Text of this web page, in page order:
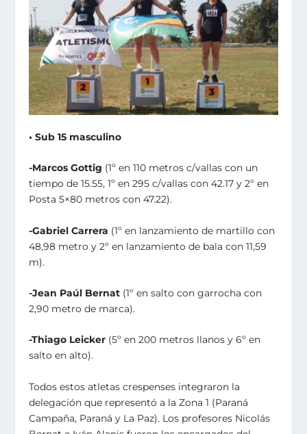
• Sub 15 masculino
-Marcos Gottig (1º en 110 metros c/vallas con un
tiempo de 15.55, 1º en 295 c/vallas con 42.17 y 2º en
Posta 5×80 metros con 47.22).
-Gabriel Carrera (1º en lanzamiento de martillo con
48,98 metro y 2º en lanzamiento de bala con 11,59
m).
-Jean Paúl Bernat (1º en salto con garrocha con
2,90 metro de marca).
-Thiago Leicker (5º en 200 metros llanos y 6º en
salto en alto).
Todos estos atletas crespenses integraron la
delegación que representó a la Zona 1 (Paraná
Campaña, Paraná y La Paz). Los profesores Nicolás